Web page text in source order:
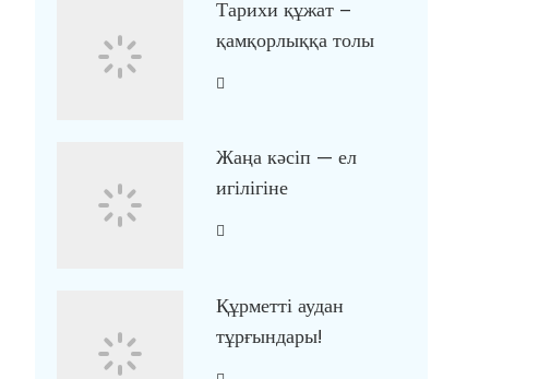
Тарихи құжат –
қамқорлыққа толы
Жаңа кәсіп — ел
игілігіне
Құрметті аудан
тұрғындары!